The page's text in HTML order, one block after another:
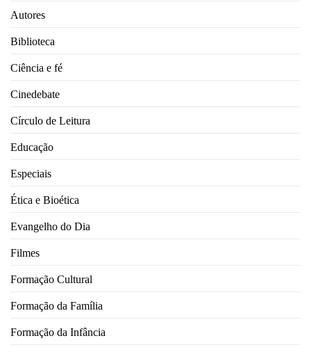
Autores
Biblioteca
Ciência e fé
Cinedebate
Círculo de Leitura
Educação
Especiais
Ética e Bioética
Evangelho do Dia
Filmes
Formação Cultural
Formação da Família
Formação da Infância